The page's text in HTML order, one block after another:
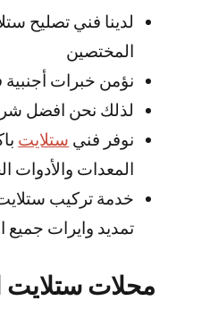
المختصين
نؤمن خبرات
لذلك نحن افضل
نوفر فني ستلايت
المعدات والأدوات
خدمة تركيب
تمديد وايرات
محلات ستلايت